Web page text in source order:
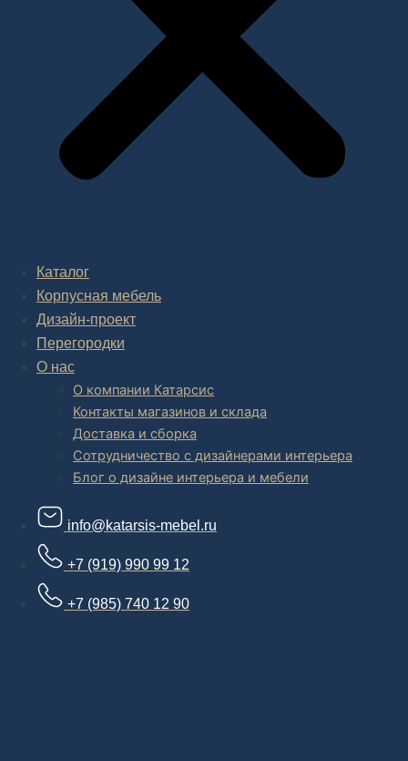
Каталог
Корпусная мебель
Дизайн-проект
Перегородки
О нас
О компании Катарсис
Контакты магазинов и склада
Доставка и сборка
Сотрудничество с дизайнерами интерьера
Блог о дизайне интерьера и мебели
info@katarsis-mebel.ru
+7 (919) 990 99 12
+7 (985) 740 12 90
дизайн проекта интерьера,
В салоне мебелииинтернет магазине дизайнерской мебели
есть и готовые товары, которые можем доставить уже сегодня, и
корпусная мебель на заказ, включая кухни.